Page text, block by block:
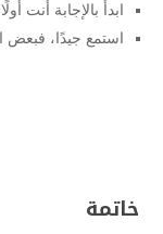
ابدأ بالإجابة أنت
استمع جيدًا، فبعض
خاتمة